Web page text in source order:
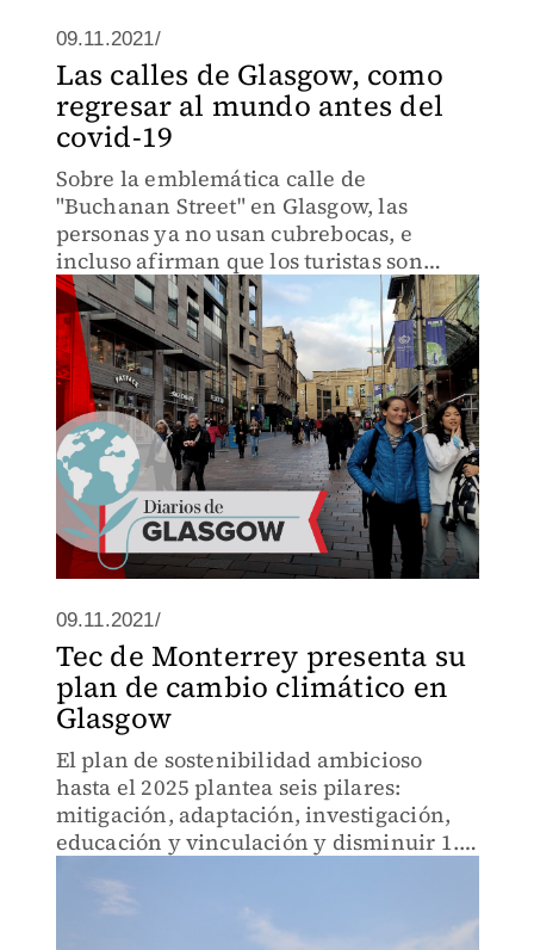
09.11.2021/
Las calles de Glasgow, como
regresar al mundo antes del
covid-19
Sobre la emblemática calle de
"Buchanan Street" en Glasgow, las
personas ya no usan cubrebocas, e
incluso afirman que los turistas son
identificables por usarlos.
09.11.2021/
Tec de Monterrey presenta su
plan de cambio climático en
Glasgow
El plan de sostenibilidad ambicioso
hasta el 2025 plantea seis pilares:
mitigación, adaptación, investigación,
educación y vinculación y disminuir 1.5